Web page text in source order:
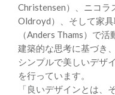
Christensen）、ニコラ
Oldroyd）、そして家
（Anders Thams）で活
建築的な思考に基づき
シンプルで美しいデザ
を行っています。
「良いデザインとは、